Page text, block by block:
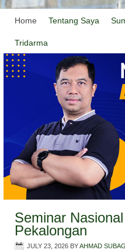
Home Tentang Saya
Tridarma
Seminar
Pekalongan
JULY 23, 2026 BYAHMAD